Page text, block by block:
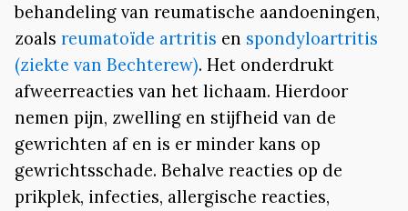
behandeling van reumatische aandoeningen,
zoals reumatoïde artritis en spondyloartritis
(ziekte van Bechterew). Het onderdrukt
afweerreacties van het lichaam. Hierdoor
nemen pijn, zwelling en stijfheid van de
gewrichten af en is er minder kans op
gewrichtsschade. Behalve reacties op de
prikplek, infecties, allergische reacties,